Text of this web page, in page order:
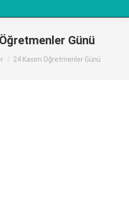
Günü
24 Kasım Öğretmenler Günü